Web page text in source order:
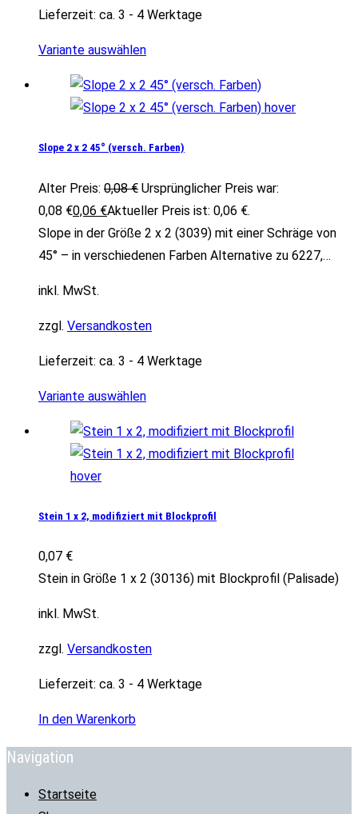
Lieferzeit: ca. 3 - 4 Werktage
Variante auswählen
Slope 2 x 2 45° (versch. Farben)
Alter Preis: 0,08€ Ursprünglicher Preis war:
0,08 €0,06 €Aktueller Preis ist: 0,06 €.
Slope in der Größe 2 x 2 (3039) mit einer Schräge von
45° – in verschiedenen Farben Alternative zu 6227,…
inkl. MwSt.
zzgl. Versandkosten
Lieferzeit: ca. 3 - 4 Werktage
Variante auswählen
Stein 1 x 2, modifiziert mit Blockprofil
0,07 €
Stein in Größe 1 x 2 (30136) mit Blockprofil (Palisade)
inkl. MwSt.
zzgl. Versandkosten
Lieferzeit: ca. 3 - 4 Werktage
In den Warenkorb
Navigation
Startseite